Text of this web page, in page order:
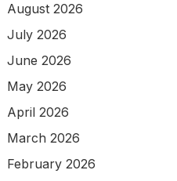
August 2026
July 2026
June 2026
May 2026
April 2026
March 2026
February 2026